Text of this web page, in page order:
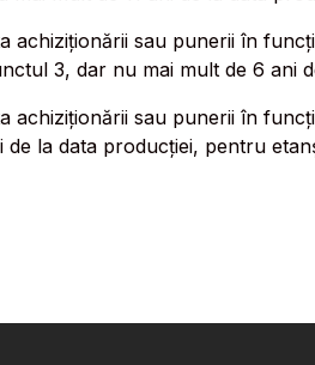
achiziționării sau punerii în
3, dar nu mai mult de 6 ani
achiziționării sau punerii în
de la data producției, pentru